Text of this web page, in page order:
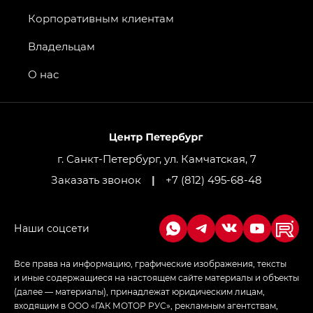
GT, Джи Эль — GL
GS4 — Джи Эс 4 (GS4) в комплектациях Джи Би
привод — GB AWD, Джи Эль Полный привод —
Джи Икс ПРЕМИУМ — GX PREMIUM, ЛАУНЖ —
LOUNGE
Empow — Эмпау (Empow) в комплектации
в спортивном стиле — GL(S-Style)
г. Санкт-Петербург, ул. Камчатская, 7
Заказать звонок
| +7 (812) 495-68-48
Корпоративным клиентам
Владельцам
О нас
Все права на информацию, графические изображения, тексты
и иные содержащиеся на настоящем сайте материалы и объекты
(далее — материалы), принадлежат юридическим лицам,
входящим в ООО «ГАК МОТОР РУС», рекламным агентствам,